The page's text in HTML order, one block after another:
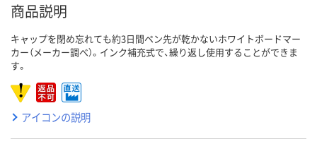
商品説明
キャップを閉め忘れても約3日間ペン先が乾かないホワイトボードマー
カー（メーカー調べ）。インク補充式で、繰り返し使用することができま
す。
アイコンの説明